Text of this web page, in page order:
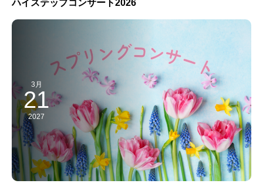
ハイステップコンサート2026
3月
21
2027